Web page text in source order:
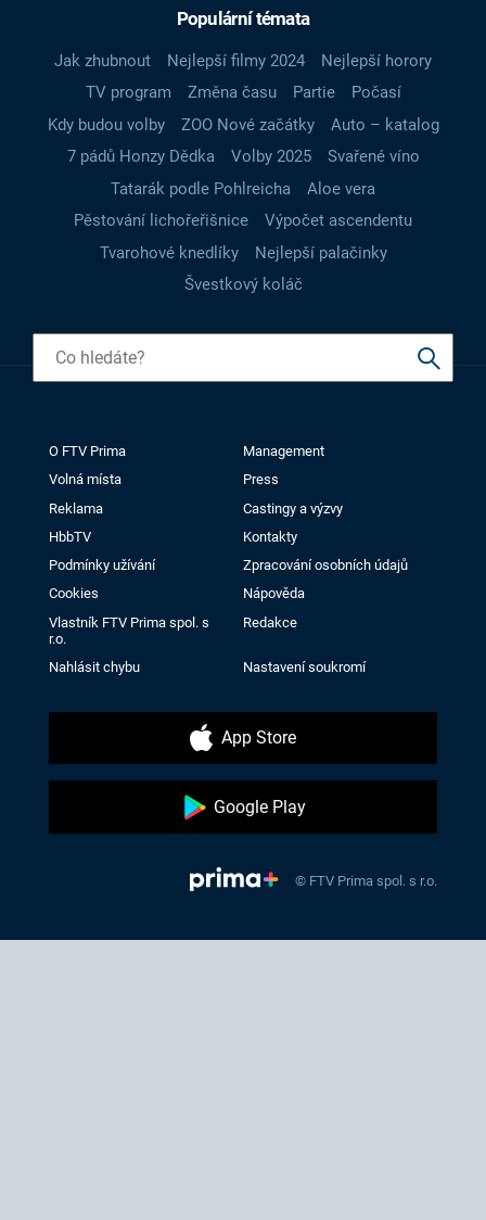
Populární témata
Jak zhubnout Nejlepší filmy 2024
Nejlepší horory
TV program
Změna času Partie
Počasí
Kdy budou volby
ZOO Nové začátky
Auto – katalog
7 pádů Honzy Dědka
Volby 2025
Svařené víno
Tatarák podle Pohlreicha
Aloe vera
Pěstování lichořeřišnice
Výpočet ascendentu
Tvarohové knedlíky
Nejlepší palačinky
Švestkový koláč
O FTV Prima
Management
Volná místa
Press
Reklama
Castingy a výzvy
HbbTV
Kontakty
Podmínky užívání
Zpracování osobních údajů
Cookies
Nápověda
Vlastník FTV Prima spol. s
r.o.
Redakce
Nahlásit chybu Nastavení soukromí
App Store
Google Play
© FTV Prima spol. s r.o.